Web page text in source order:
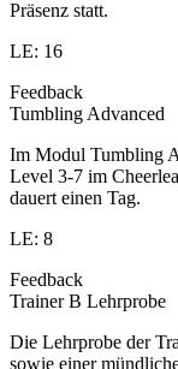
Präsenz statt.
LE: 16
Feedback
Tumbling Advanced
Im Modul Tumbling
Level 3-7 im
dauert einen Tag.
LE: 8
Feedback
Trainer B Lehrprobe
Die Lehrprobe der
sowie einer